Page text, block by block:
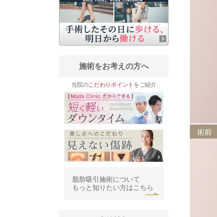
術前
施術をお考えの方へ
当院のこだわりポイント をご紹介
脂肪吸引施術について
もっと知りたい方はこちら